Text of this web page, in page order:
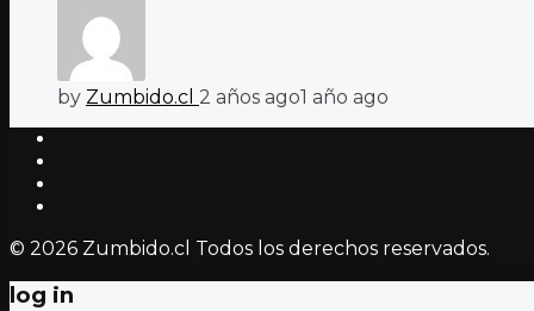
by Zumbido.cl 2 años ago1 año ago
© 2026 Zumbido.cl Todos los derechos reservados.
log in